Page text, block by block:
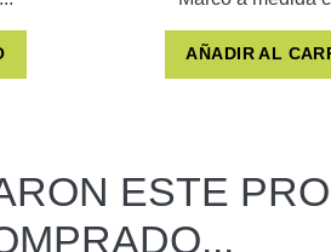
AÑADIR AL
ESTE